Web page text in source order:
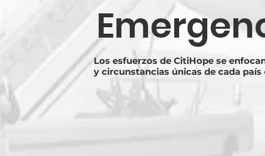
Los esfuerzos de CitiHope se
y circunstancias únicas de cada